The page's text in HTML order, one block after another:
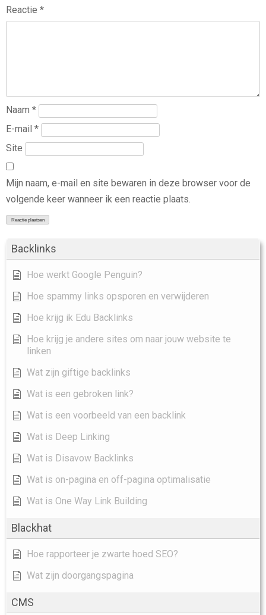
Backlinks
Hoe werkt Google Penguin?
Hoe spammy links opsporen en verwijderen
Hoe krijg ik Edu Backlinks
Hoe krijg je andere sites om naar jouw website te
linken
Wat zijn giftige backlinks
Wat is een gebroken link?
Wat is een voorbeeld van een backlink
Wat is Deep Linking
Wat is Disavow Backlinks
Wat is on-pagina en off-pagina optimalisatie
Wat is One Way Link Building
Blackhat
Hoe rapporteer je zwarte hoed SEO?
Wat zijn doorgangspagina
CMS
Reactie *
Naam *
E-mail *
Site
Mijn naam, e-mail en site bewaren in deze browser voor de
volgende keer wanneer ik een reactie plaats.